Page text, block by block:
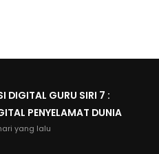
DIGITAL GURU SIRI 7 :
PENYELAMAT DUNIA
yang lalu